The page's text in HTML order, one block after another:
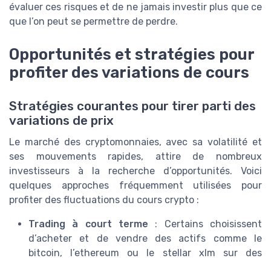
évaluer ces risques et de ne jamais investir plus que ce
que l’on peut se permettre de perdre.
Opportunités et stratégies pour
profiter des variations de cours
Stratégies courantes pour tirer parti des
variations de prix
Le marché des cryptomonnaies, avec sa volatilité et
ses mouvements rapides, attire de nombreux
investisseurs à la recherche d’opportunités. Voici
quelques approches fréquemment utilisées pour
profiter des fluctuations du cours crypto :
Trading à court terme : Certains choisissent
d’acheter et de vendre des actifs comme le
bitcoin, l’ethereum ou le stellar xlm sur des